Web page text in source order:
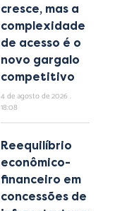
cresce, mas a
complexidade
de acesso é o
novo gargalo
competitivo
4 de agosto de 2026
18:08
Reequilíbrio
econômico-
financeiro em
concessões de